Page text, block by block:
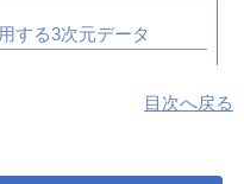
者機関
する3次元データ
目次へ戻る